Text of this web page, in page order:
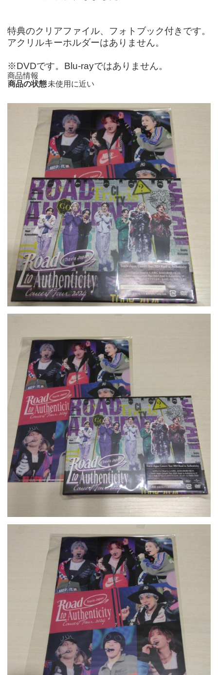
特典のクリアファイル、フォトブック付きです。
アクリルキーホルダーはありません。
※DVDです。Blu-rayではありません。
商品情報
商品の状態未使用に近い